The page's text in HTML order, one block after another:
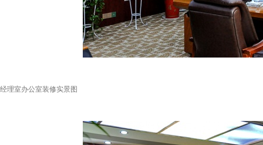
经理室办公室装修实景图